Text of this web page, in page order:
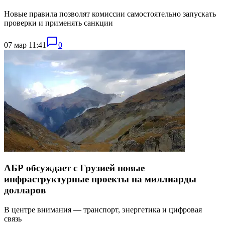
Новые правила позволят комиссии самостоятельно запускать
проверки и применять санкции
07 мар 11:41 0
АБР обсуждает с Грузией новые
инфраструктурные проекты на миллиарды
долларов
В центре внимания — транспорт, энергетика и цифровая
связь